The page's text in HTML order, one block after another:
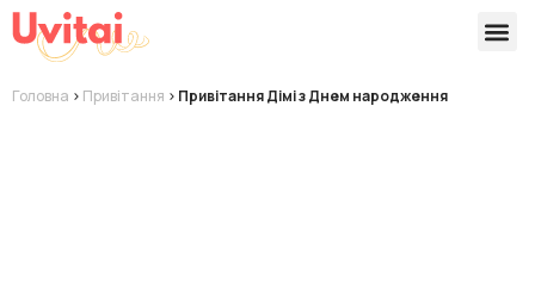
Головна > Привітання > Привітання Дімі з Днем народження